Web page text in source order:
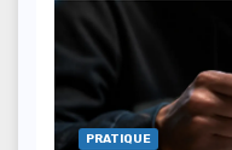
PRATIQUE